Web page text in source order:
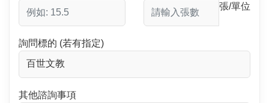
張/單位
詢問標的 (若有指定)
其他諮詢事項